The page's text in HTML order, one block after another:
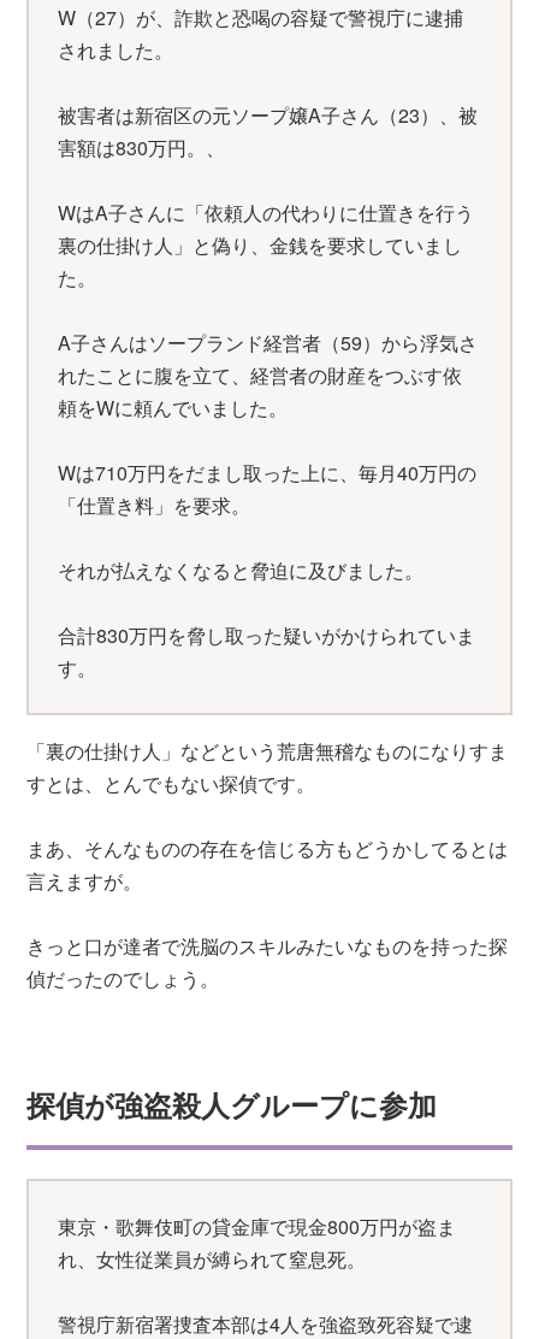
W（27）が、詐欺と恐喝の容疑で警視庁に逮捕
されました。
被害者は新宿区の元ソープ嬢A子さん（23）、被
害額は830万円。、
WはA子さんに「依頼人の代わりに仕置きを行う
裏の仕掛け人」と偽り、金銭を要求していまし
た。
A子さんはソープランド経営者（59）から浮気さ
れたことに腹を立て、経営者の財産をつぶす依
頼をWに頼んでいました。
Wは710万円をだまし取った上に、毎月40万円の
「仕置き料」を要求。
それが払えなくなると脅迫に及びました。
合計830万円を脅し取った疑いがかけられていま
す。
「裏の仕掛け人」などという荒唐無稽なものになりすま
すとは、とんでもない探偵です。
まあ、そんなものの存在を信じる方もどうかしてるとは
言えますが。
きっと口が達者で洗脳のスキルみたいなものを持った探
偵だったのでしょう。
探偵が強盗殺人グループに参加
東京・歌舞伎町の貸金庫で現金800万円が盗ま
れ、女性従業員が縛られて窒息死。
警視庁新宿署捜査本部は4人を強盗致死容疑で逮